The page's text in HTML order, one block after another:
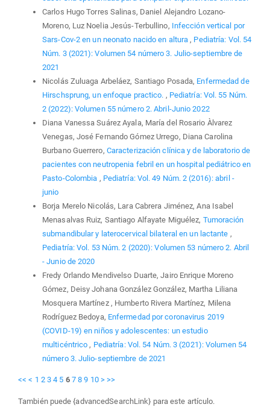
Carlos Hugo Torres Salinas, Daniel Alejandro Lozano-
Moreno, Luz Noelia Jesús-Terbullino, Infección vertical por
Sars-Cov-2 en un neonato nacido en altura, Pediatría: Vol. 54
Núm. 3 (2021): Volumen 54 número 3. Julio-septiembre de
2021
Nicolás Zuluaga Arbeláez, Santiago Posada, Enfermedad de
Hirschsprung, un enfoque practico. , Pediatría: Vol. 55 Núm.
2 (2022): Volumen 55 número 2. Abril-Junio 2022
Diana Vanessa Suárez Ayala, María del Rosario Àlvarez
Venegas, José Fernando Gómez Urrego, Diana Carolina
Burbano Guerrero, Caracterización clínica y de laboratorio de
pacientes con neutropenia febril en un hospital pediátrico en
Pasto-Colombia , Pediatría: Vol. 49 Núm. 2 (2016): abril -
junio
Borja Merelo Nicolás, Lara Cabrera Jiménez, Ana Isabel
Menasalvas Ruiz, Santiago Alfayate Miguélez, Tumoración
submandibular y laterocervical bilateral en un lactante ,
Pediatría: Vol. 53 Núm. 2 (2020): Volumen 53 número 2. Abril
- Junio de 2020
Fredy Orlando Mendivelso Duarte, Jairo Enrique Moreno
Gómez, Deisy Johana González González, Martha Liliana
Mosquera Martínez , Humberto Rivera Martínez, Milena
Rodríguez Bedoya, Enfermedad por coronavirus 2019
(COVID-19) en niños y adolescentes: un estudio
multicéntrico, Pediatría: Vol. 54 Núm. 3 (2021): Volumen 54
número 3. Julio-septiembre de 2021
<< < 1 2 3 4 5 6 7 8 9 10 > >>
También puede {advancedSearchLink} para este artículo.